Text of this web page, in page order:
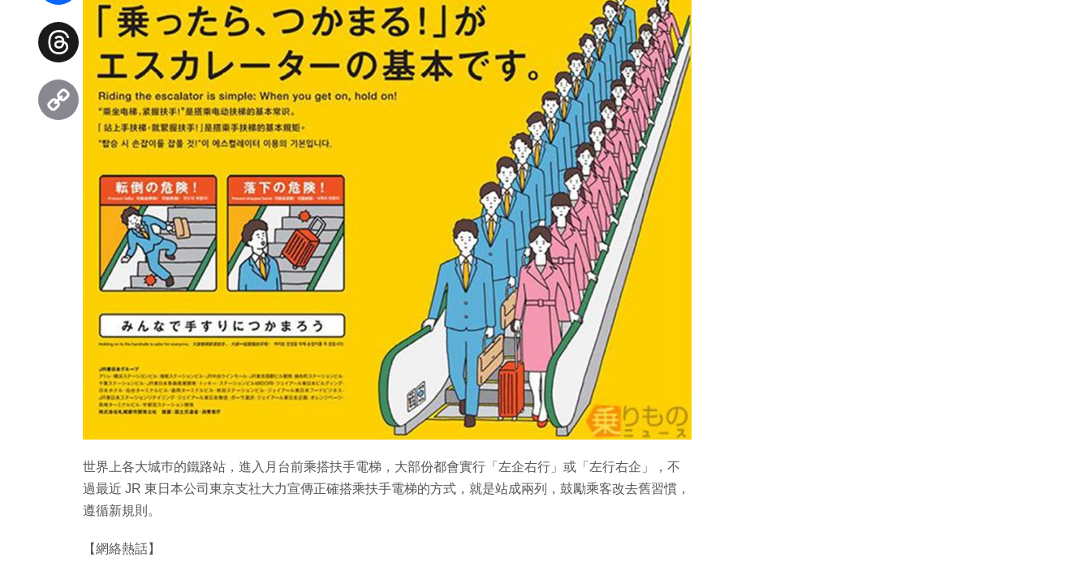
世界上各大城巿的鐵路站，進入月台前乘搭扶手電梯，大部份都會實行「左企右行」或「左行右企」，不
過最近 JR 東日本公司東京支社大力宣傳正確搭乘扶手電梯的方式，就是站成兩列，鼓勵乘客改去舊習慣，
遵循新規則。
【網絡熱話】
Facebook
Threads